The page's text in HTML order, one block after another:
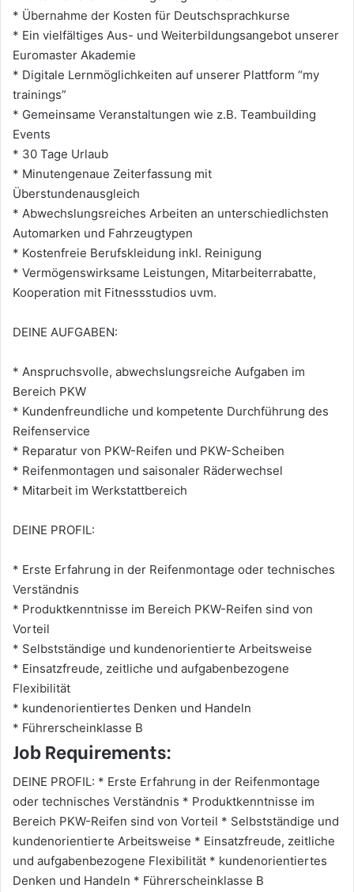
* Übernahme der Kosten für Deutschsprachkurse
* Ein vielfältiges Aus- und Weiterbildungsangebot unserer
Euromaster Akademie
* Digitale Lernmöglichkeiten auf unserer Plattform “my
trainings”
* Gemeinsame Veranstaltungen wie z.B. Teambuilding
Events
* 30 Tage Urlaub
* Minutengenaue Zeiterfassung mit
Überstundenausgleich
* Abwechslungsreiches Arbeiten an unterschiedlichsten
Automarken und Fahrzeugtypen
* Kostenfreie Berufskleidung inkl. Reinigung
* Vermögenswirksame Leistungen, Mitarbeiterrabatte,
Kooperation mit Fitnessstudios uvm.
DEINE AUFGABEN:
* Anspruchsvolle, abwechslungsreiche Aufgaben im
Bereich PKW
* Kundenfreundliche und kompetente Durchführung des
Reifenservice
* Reparatur von PKW-Reifen und PKW-Scheiben
* Reifenmontagen und saisonaler Räderwechsel
* Mitarbeit im Werkstattbereich
DEINE PROFIL:
* Erste Erfahrung in der Reifenmontage oder technisches
Verständnis
* Produktkenntnisse im Bereich PKW-Reifen sind von
Vorteil
* Selbstständige und kundenorientierte Arbeitsweise
* Einsatzfreude, zeitliche und aufgabenbezogene
Flexibilität
* kundenorientiertes Denken und Handeln
* Führerscheinklasse B
Job Requirements:
DEINE PROFIL: * Erste Erfahrung in der Reifenmontage
oder technisches Verständnis * Produktkenntnisse im
Bereich PKW-Reifen sind von Vorteil * Selbstständige und
kundenorientierte Arbeitsweise * Einsatzfreude, zeitliche
und aufgabenbezogene Flexibilität * kundenorientiertes
Denken und Handeln * Führerscheinklasse B